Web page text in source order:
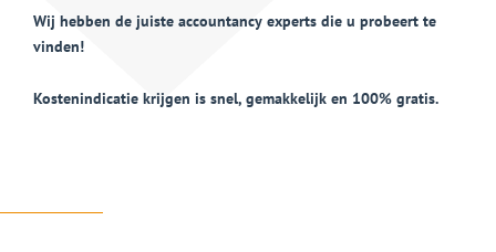
Wij hebben de juiste accountancy experts die u probeert te
vinden!
Kostenindicatie krijgen is snel, gemakkelijk en 100% gratis.